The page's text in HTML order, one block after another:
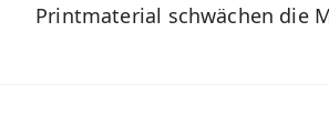
Printmaterial schwächen die